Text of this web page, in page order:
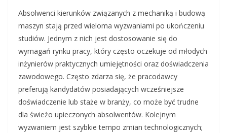
Absolwenci kierunków związanych z mechaniką i budową
maszyn stają przed wieloma wyzwaniami po ukończeniu
studiów. Jednym z nich jest dostosowanie się do
wymagań rynku pracy, który często oczekuje od młodych
inżynierów praktycznych umiejętności oraz doświadczenia
zawodowego. Często zdarza się, że pracodawcy
preferują kandydatów posiadających wcześniejsze
doświadczenie lub staże w branży, co może być trudne
dla świeżo upieczonych absolwentów. Kolejnym
wyzwaniem jest szybkie tempo zmian technologicznych;